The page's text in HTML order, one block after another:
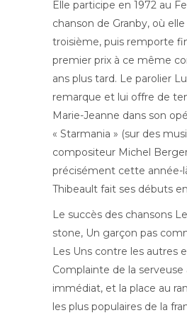
Elle participe en 1972 au
chanson de Granby, où elle
troisième, puis remporte
premier prix à ce même
ans plus tard. Le parolier
remarque et lui offre de
Marie-Jeanne dans son
« Starmania » (sur des
compositeur Michel
précisément cette année-
Thibeault fait ses débuts
Le succès des chansons
stone, Un garçon pas
Les Uns contre les autres
Complainte de la
immédiat, et la place au
les plus populaires de la